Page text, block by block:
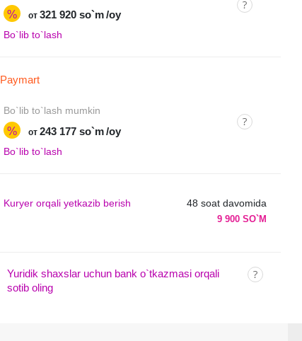
% от 321 920 so`m /oy
Bo`lib to`lash
Paymart
Bo`lib to`lash mumkin
% от 243 177 so`m /oy
Bo`lib to`lash
Kuryer orqali yetkazib berish 48 soat davomida
9 900 SO`M
Yuridik shaxslar uchun bank o`tkazmasi orqali
sotib oling